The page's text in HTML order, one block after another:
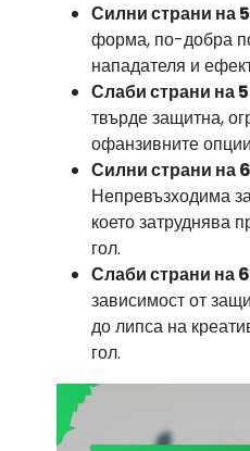
Силни страни на
форма, по-добра
нападателя и
Слаби страни на
твърде защитна,
офанзивните
Силни страни на
Непревъзходима
което затруднява
гол.
Слаби страни на
зависимост от
до липса на
гол.